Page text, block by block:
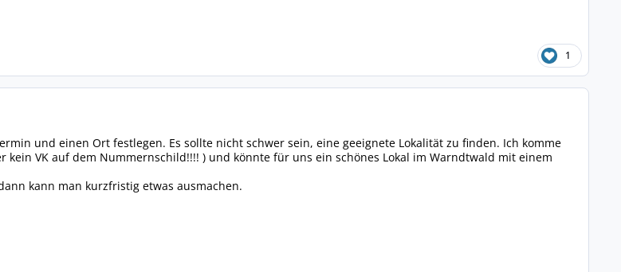
1
und einen Ort festlegen. Es sollte nicht schwer sein, eine geeignete Lokalität zu finden. Ich komme
kein VK auf dem Nummernschild!!!! ) und könnte für uns ein schönes Lokal im Warndtwald mit einem
kann man kurzfristig etwas ausmachen.